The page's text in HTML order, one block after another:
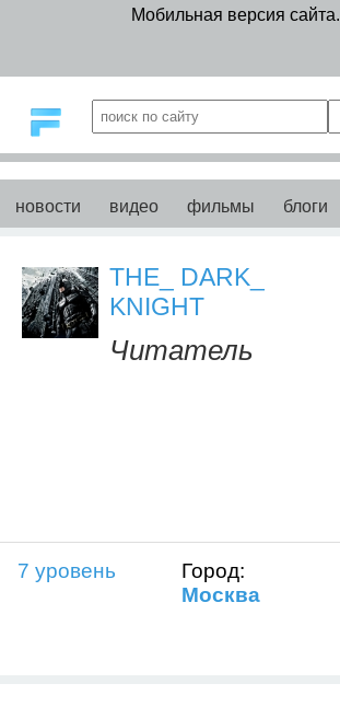
Мобильная версия сайта.
новости видео фильмы блоги
THE_ DARK_
KNIGHT
Читатель
7 уровень
Город:
Москва